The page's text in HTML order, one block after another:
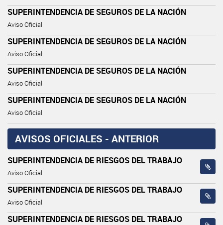
SUPERINTENDENCIA DE SEGUROS DE LA NACIÓN
Aviso Oficial
SUPERINTENDENCIA DE SEGUROS DE LA NACIÓN
Aviso Oficial
SUPERINTENDENCIA DE SEGUROS DE LA NACIÓN
Aviso Oficial
SUPERINTENDENCIA DE SEGUROS DE LA NACIÓN
Aviso Oficial
AVISOS OFICIALES - ANTERIOR
SUPERINTENDENCIA DE RIESGOS DEL TRABAJO
Aviso Oficial
SUPERINTENDENCIA DE RIESGOS DEL TRABAJO
Aviso Oficial
SUPERINTENDENCIA DE RIESGOS DEL TRABAJO